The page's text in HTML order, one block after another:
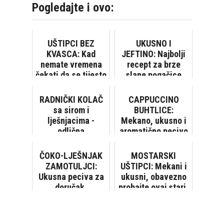
Pogledajte i ovo:
UŠTIPCI BEZ
KVASCA: Kad
nemate vremena
čekati da se tijesto
UKUSNO I
JEFTINO: Najbolji
recept za brze
slane pogačice
RADNIČKI KOLAČ
sa sirom i
lješnjacima -
odlična
namirnica,
izuzetno ukusan
kolac! [VIDEO...
CAPPUCCINO
BUHTLICE:
Mekano, ukusno i
aromatično pecivo
ČOKO-LJEŠNJAK
ZAMOTULJCI:
Ukusna peciva za
doručak,
MOSTARSKI
UŠTIPCI: Mekani i
ukusni, obavezno
probajte ovaj stari,